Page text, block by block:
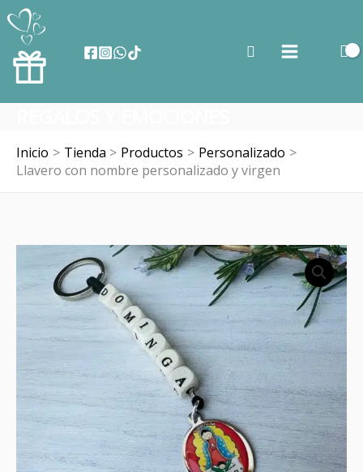
contenido
Buscar
Inicio Tienda Productos
Personalizado
Llavero con nombre personalizado y virgen
nombre
personalizado
y
virgen
cantidad